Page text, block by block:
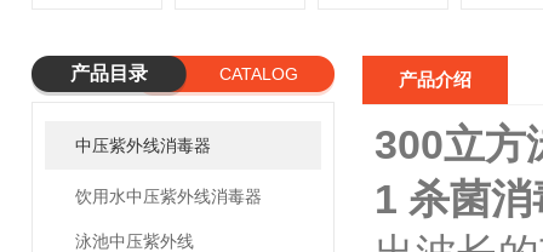
产品目录 CATALOG
中压紫外线消毒器
饮用水中压紫外线消毒器
泳池中压紫外线
产品介绍
300立方
1 杀菌